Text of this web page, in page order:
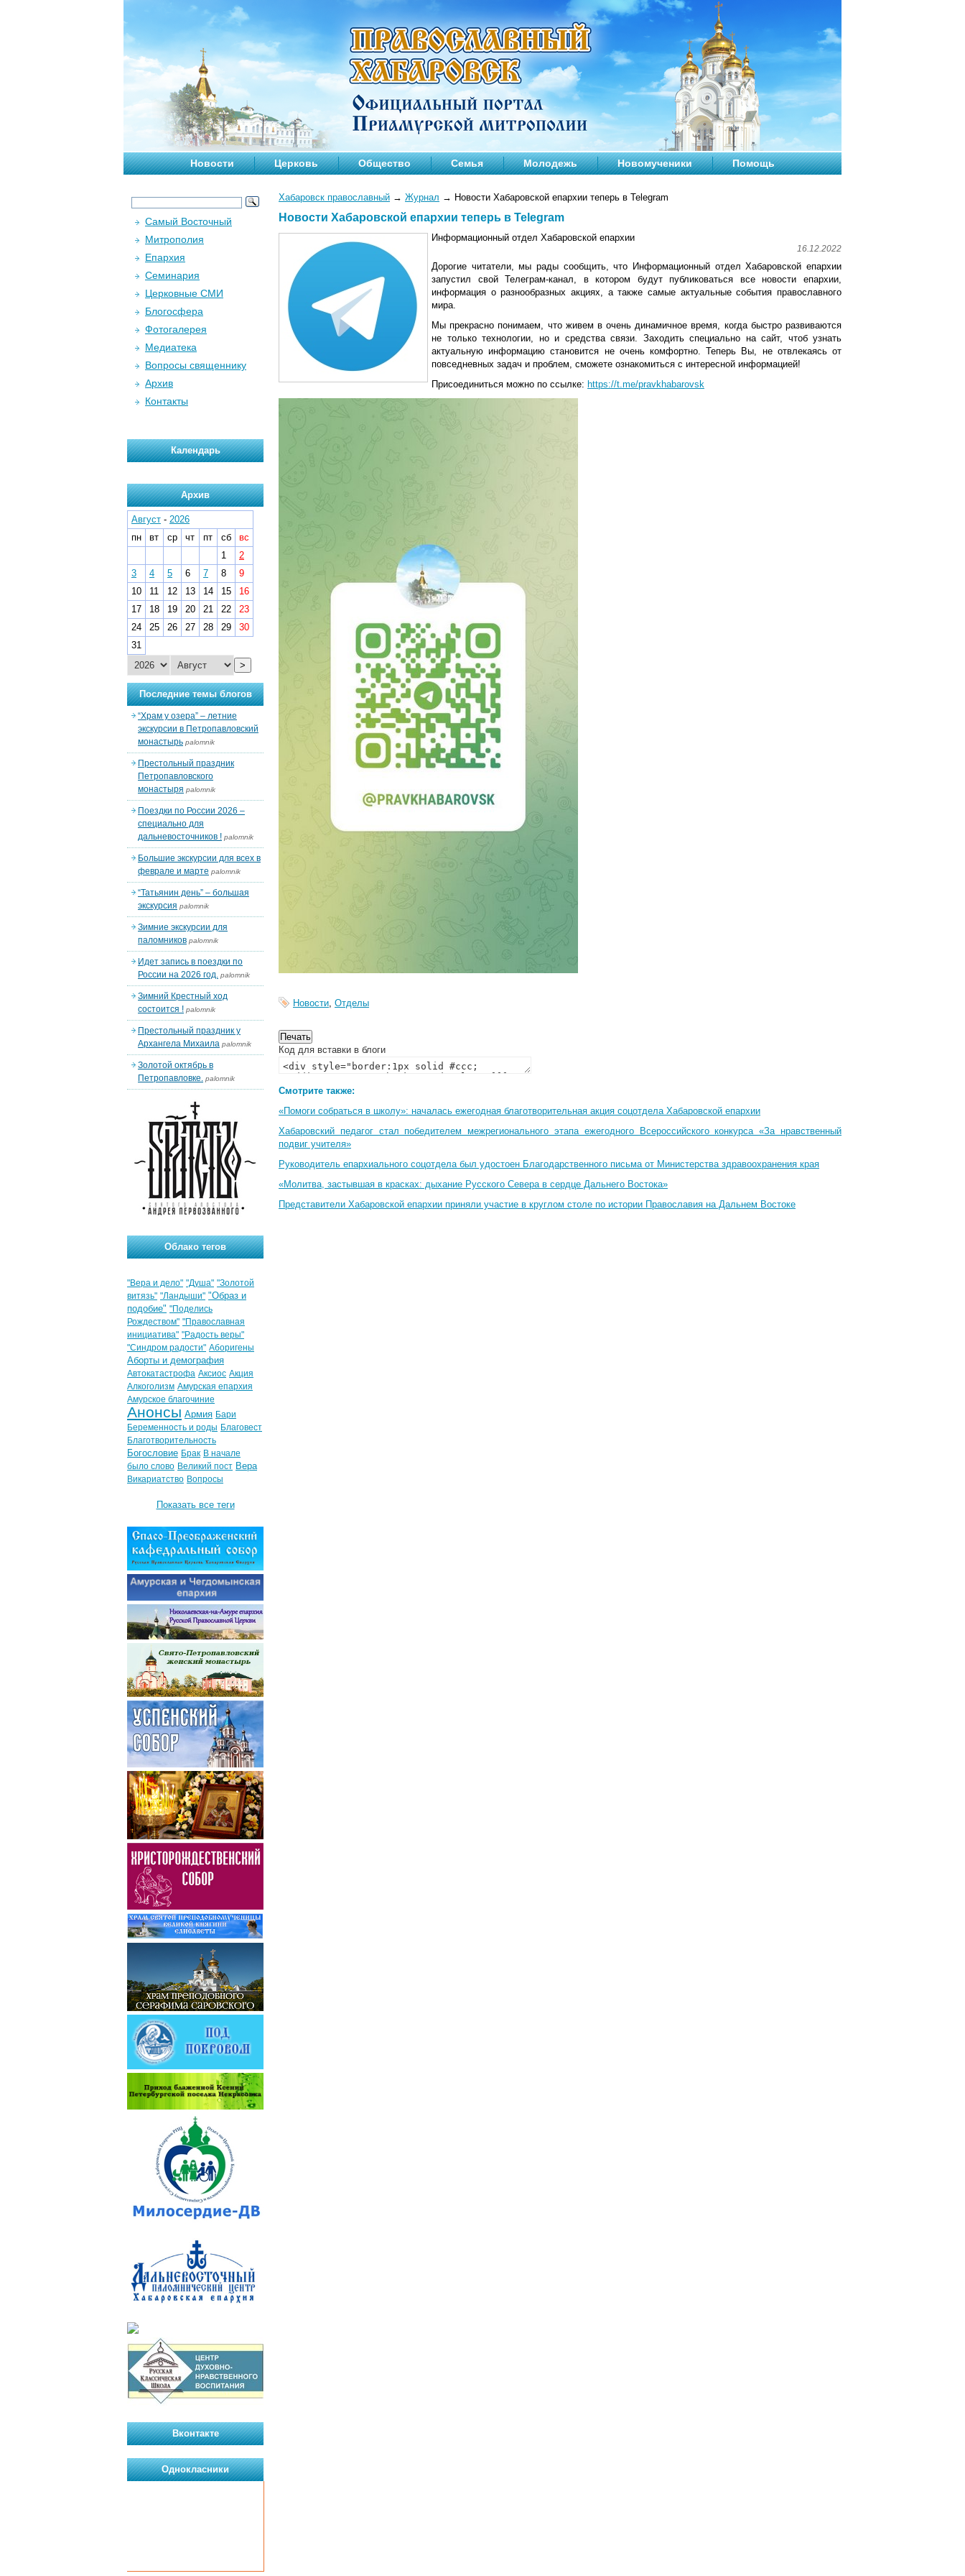
Новости Церковь Общество Семья Молодежь Новомученики Помощь
Хабаровск православный → Журнал → Новости Хабаровской епархии теперь в Telegram
Новости Хабаровской епархии теперь в Telegram
Информационный отдел Хабаровской епархии
16.12.2022
Дорогие читатели, мы рады сообщить, что Информационный отдел Хабаровской епархии
запустил свой Телеграм-канал, в котором будут публиковаться все новости епархии,
информация о разнообразных акциях, а также самые актуальные события православного
мира.
Мы прекрасно понимаем, что живем в очень динамичное время, когда быстро развиваются
не только технологии, но и средства связи. Заходить специально на сайт, чтоб узнать
актуальную информацию становится не очень комфортно. Теперь Вы, не отвлекаясь от
повседневных задач и проблем, сможете ознакомиться с интересной информацией!
Присоединиться можно по ссылке: https://t.me/pravkhabarovsk
Новости, Отделы
Код для вставки в блоги
Смотрите также:
«Помоги собраться в школу»: началась ежегодная благотворительная акция соцотдела Хабаровской епархии
Хабаровский педагог стал победителем межрегионального этапа ежегодного Всероссийского конкурса «За нравственный
подвиг учителя»
Руководитель епархиального соцотдела был удостоен Благодарственного письма от Министерства здравоохранения края
«Молитва, застывшая в красках: дыхание Русского Севера в сердце Дальнего Востока»
Представители Хабаровской епархии приняли участие в круглом столе по истории Православия на Дальнем Востоке
Самый Восточный
Митрополия
Епархия
Семинария
Церковные СМИ
Блогосфера
Фотогалерея
Медиатека
Вопросы священнику
Архив
Контакты
Календарь
Архив
Август - 2026
пн
вт ср чт пт сб
вс
1
2
3
4 5 6 7 8
9
10
11 12 13 14 15
16
17
18 19 20 21 22
23
24
25 26 27 28 29
30
31
>
Последние темы блогов
“Храм у озера” – летние
экскурсии в Петропавловский
монастырь palomnik
Престольный праздник
Петропавловского
монастыря palomnik
Поездки по России 2026 –
специально для
дальневосточников ! palomnik
Большие экскурсии для всех в
феврале и марте palomnik
“Татьянин день” – большая
экскурсия palomnik
Зимние экскурсии для
паломников palomnik
Идет запись в поездки по
России на 2026 год. palomnik
Зимний Крестный ход
состоится ! palomnik
Престольный праздник у
Архангела Михаила palomnik
Золотой октябрь в
Петропавловке. palomnik
Облако тегов
"Вера и дело" "Душа" "Золотой
витязь" "Ландыши" "Образ и
подобие" "Поделись
Рождеством" "Православная
инициатива" "Радость веры"
"Синдром радости" Аборигены
Аборты и демография
Автокатастрофа Аксиос Акция
Алкоголизм Амурская епархия
Амурское благочиние
Анонсы Армия Бари
Беременность и роды Благовест
Благотворительность
Богословие Брак В начале
было слово Великий пост Вера
Викариатство Вопросы
Показать все теги
Вконтакте
Однокласники